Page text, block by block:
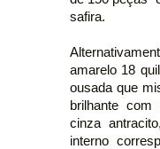
safira.
amarelo 18
ousada que
brilhante com
cinza
interno